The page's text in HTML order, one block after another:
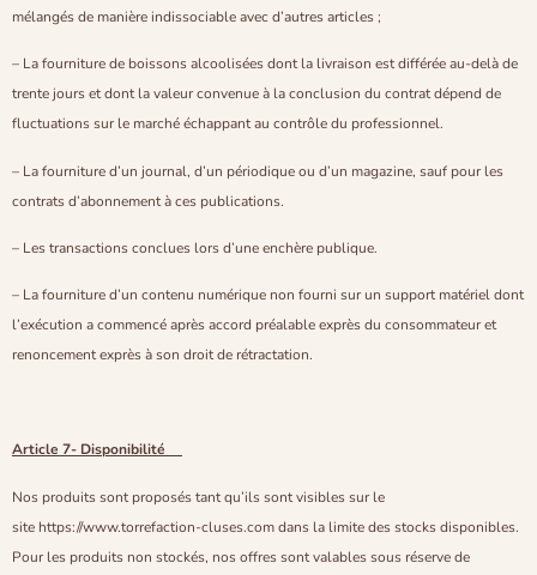
mélangés de manière indissociable avec d’autres articles ;
– La fourniture de boissons alcoolisées dont la livraison est différée au-delà de
trente jours et dont la valeur convenue à la conclusion du contrat dépend de
fluctuations sur le marché échappant au contrôle du professionnel.
– La fourniture d’un journal, d’un périodique ou d’un magazine, sauf pour les
contrats d’abonnement à ces publications.
– Les transactions conclues lors d’une enchère publique.
– La fourniture d’un contenu numérique non fourni sur un support matériel dont
l’exécution a commencé après accord préalable exprès du consommateur et
renoncement exprès à son droit de rétractation.
Article 7- Disponibilité
Nos produits sont proposés tant qu’ils sont visibles sur le
site https://www.torrefaction-cluses.com dans la limite des stocks disponibles.
Pour les produits non stockés, nos offres sont valables sous réserve de